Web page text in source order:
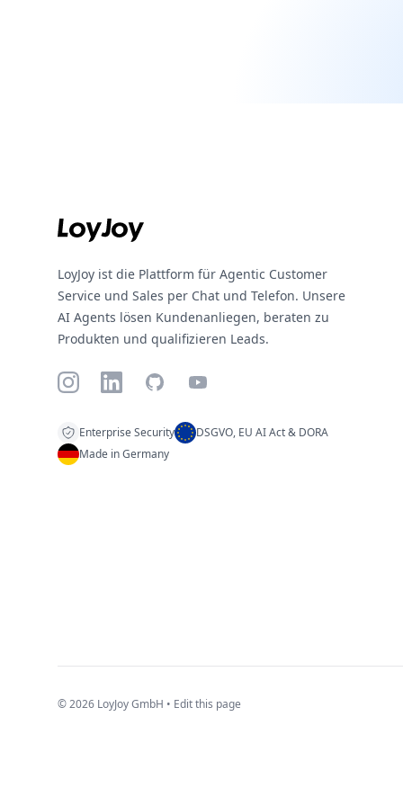
LoyJoy ist die Plattform für Agentic Customer
Service und Sales per Chat und Telefon. Unsere
AI Agents lösen Kundenanliegen, beraten zu
Produkten und qualifizieren Leads.
InstagramLinkedInGitHubYouTube
Enterprise Security
DSGVO, EU AI Act & DORA
Made in Germany
© 2026 LoyJoy GmbH • Edit this page